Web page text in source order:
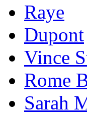
Raye
Dupont
Vince
Rome
Sarah